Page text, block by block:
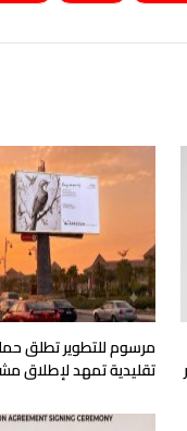
مرسوم للتطوير تطلق
تقليدية تمهد لإطلاق